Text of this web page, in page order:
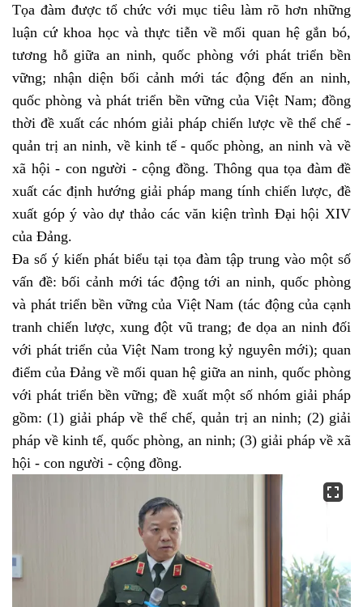
Tọa đàm được tổ chức với mục tiêu làm rõ hơn những
luận cứ khoa học và thực tiễn về mối quan hệ gắn bó,
tương hỗ giữa an ninh, quốc phòng với phát triển bền
vững; nhận diện bối cảnh mới tác động đến an ninh,
quốc phòng và phát triển bền vững của Việt Nam; đồng
thời đề xuất các nhóm giải pháp chiến lược về thể chế -
quản trị an ninh, về kinh tế - quốc phòng, an ninh và về
xã hội - con người - cộng đồng. Thông qua tọa đàm đề
xuất các định hướng giải pháp mang tính chiến lược, đề
xuất góp ý vào dự thảo các văn kiện trình Đại hội XIV
của Đảng.
Đa số ý kiến phát biểu tại tọa đàm tập trung vào một số
vấn đề: bối cảnh mới tác động tới an ninh, quốc phòng
và phát triển bền vững của Việt Nam (tác động của cạnh
tranh chiến lược, xung đột vũ trang; đe dọa an ninh đối
với phát triển của Việt Nam trong kỷ nguyên mới); quan
điểm của Đảng về mối quan hệ giữa an ninh, quốc phòng
với phát triển bền vững; đề xuất một số nhóm giải pháp
gồm: (1) giải pháp về thể chế, quản trị an ninh; (2) giải
pháp về kinh tế, quốc phòng, an ninh; (3) giải pháp về xã
hội - con người - cộng đồng.